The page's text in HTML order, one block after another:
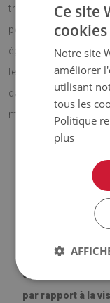
traditionnels, et en
personnes
également un bon
les soirées d'été.
dalles isole
marcher pieds, nus
vinyle
1,6
♦ Les teintes de
par rapport à la
Ce site
cookies
Notre site
améliorer
utilisant
tous les
Politique
plus